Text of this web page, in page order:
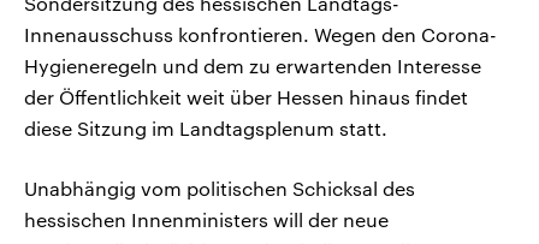
Innenausschuss konfrontieren. Wegen den Corona-
Hygieneregeln und dem zu erwartenden Interesse
der Öffentlichkeit weit über Hessen hinaus findet
diese Sitzung im Landtagsplenum statt.
Unabhängig vom politischen Schicksal des
hessischen Innenministers will der neue